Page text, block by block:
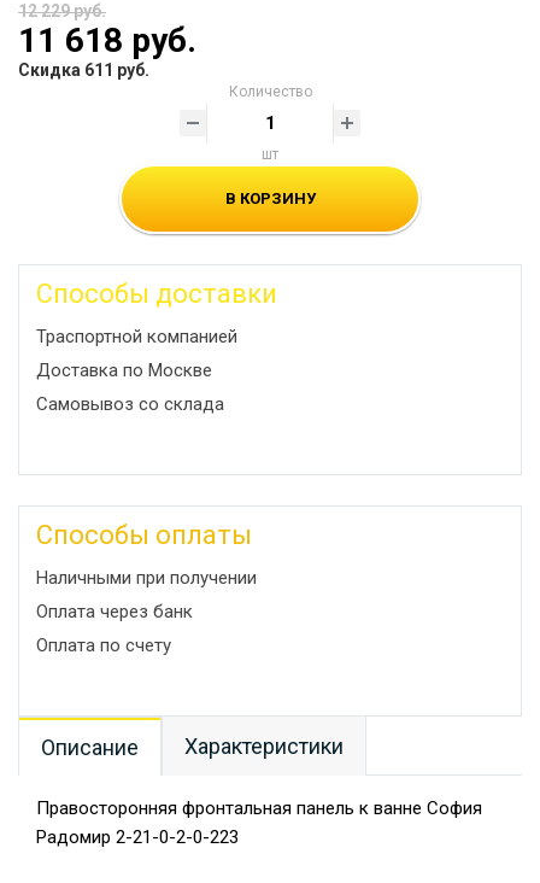
12 229 руб.
11 618 руб.
Скидка 611 руб.
Количество
шт
В КОРЗИНУ
Способы доставки
Траспортной компанией
Доставка по Москве
Самовывоз со склада
Способы оплаты
Наличными при получении
Оплата через банк
Оплата по счету
Описание Характеристики
Правосторонняя фронтальная панель к ванне София
Радомир 2-21-0-2-0-223